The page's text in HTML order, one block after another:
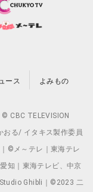
ース よみもの
CBC TELEVISION
る/ イタキス製作委員
©メ～テレ｜東海テレ
知｜東海テレビ、中京
Ghibli｜©2023 二